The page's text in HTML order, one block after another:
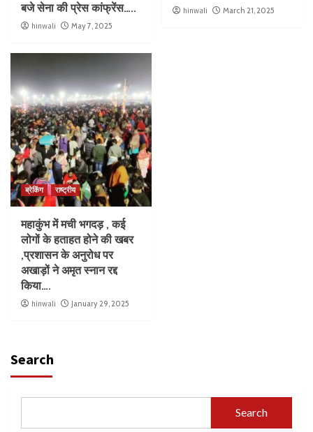
बजे सेना की प्रेस कांफ्रेंस…..
hinwali May 7, 2025
hinwali March 21, 2025
ब्रेकिंग राष्ट्रीय
महाकुंभ में मची भगदड़ , कई
लोगों के हताहत होने की खबर
,प्रशासन के अनुरोध पर
अखाड़ों ने अमृत स्नान रद्द
किया….
hinwali January 29, 2025
Search
Search